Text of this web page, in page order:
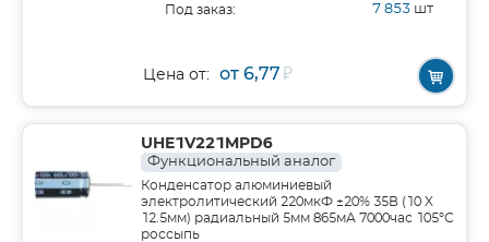
Под заказ: 7 853 шт
Цена от: от 6,77₽
UHE1V221MPD6
Функциональный аналог
Конденсатор алюминиевый
электролитический 220мкФ ±20% 35В (10 X
12.5мм) радиальный 5мм 865мА 7000час 105°С
россыпь